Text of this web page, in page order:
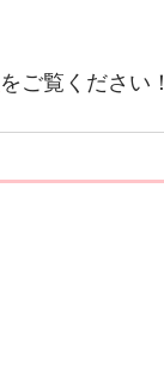
をご覧ください！